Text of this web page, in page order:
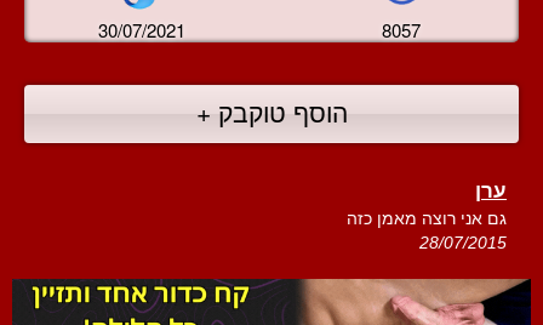
30/07/2021 8057
הוסף טוקבק +
ערן
גם אני רוצה מאמן כזה
28/07/2015